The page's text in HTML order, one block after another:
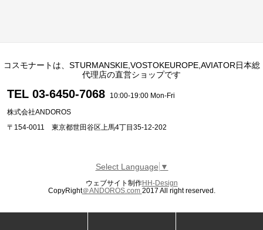
コスモナートは、STURMANSKIE,VOSTOKEUROPE,AVIATOR日本総
代理店の直営ショップです
TEL 03-6450-7068
10:00-19:00 Mon-Fri
株式会社ANDOROS
〒154-0011 東京都世田谷区上馬4丁目35-12-202
Select Language ▼
ウェブサイト制作HH-Design
CopyRight＠ANDOROS.com 2017 All right reserved.